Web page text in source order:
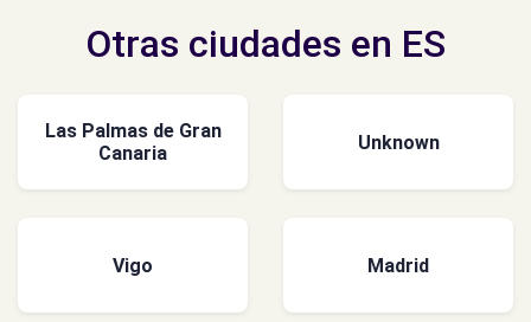
Otras ciudades en ES
Las Palmas de Gran
Canaria
Unknown
Vigo Madrid